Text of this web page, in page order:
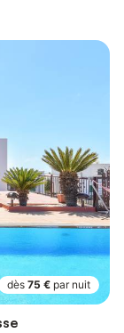
dès 75 € par nuit